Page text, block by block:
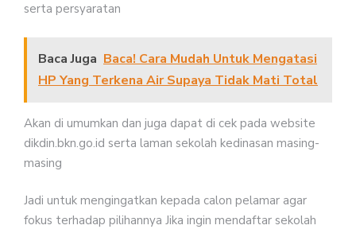
serta persyaratan
Baca Juga Baca! Cara Mudah Untuk Mengatasi
HP Yang Terkena Air Supaya Tidak Mati Total
Akan di umumkan dan juga dapat di cek pada website
dikdin.bkn.go.id serta laman sekolah kedinasan masing-
masing
Jadi untuk mengingatkan kepada calon pelamar agar
fokus terhadap pilihannya Jika ingin mendaftar sekolah